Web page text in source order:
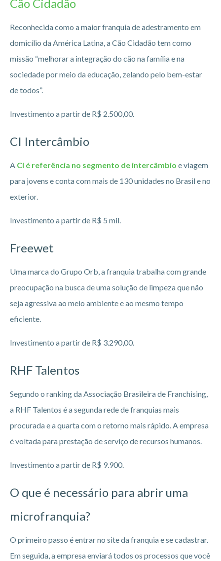
Cão Cidadão
Reconhecida como a maior franquia de adestramento em
domicílio da América Latina, a Cão Cidadão tem como
missão “melhorar a integração do cão na família e na
sociedade por meio da educação, zelando pelo bem-estar
de todos”.
Investimento a partir de R$ 2.500,00.
CI Intercâmbio
A CI é referência no segmento de intercâmbio e viagem
para jovens e conta com mais de 130 unidades no Brasil e no
exterior.
Investimento a partir de R$ 5 mil.
Freewet
Uma marca do Grupo Orb, a franquia trabalha com grande
preocupação na busca de uma solução de limpeza que não
seja agressiva ao meio ambiente e ao mesmo tempo
eficiente.
Investimento a partir de R$ 3.290,00.
RHF Talentos
Segundo o ranking da Associação Brasileira de Franchising,
a RHF Talentos é a segunda rede de franquias mais
procurada e a quarta com o retorno mais rápido. A empresa
é voltada para prestação de serviço de recursos humanos.
Investimento a partir de R$ 9.900.
O que é necessário para abrir uma
microfranquia?
O primeiro passo é entrar no site da franquia e se cadastrar.
Em seguida, a empresa enviará todos os processos que você